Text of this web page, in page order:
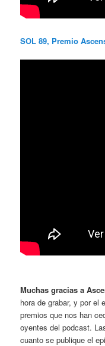
SOL 89, Premio
Muchas gracias a
hora de grabar, y por el
premios que nos han
oyentes del podcast.
cuanto se publique el